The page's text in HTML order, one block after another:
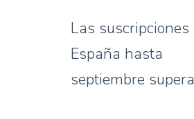
Las
España hasta
septiembre